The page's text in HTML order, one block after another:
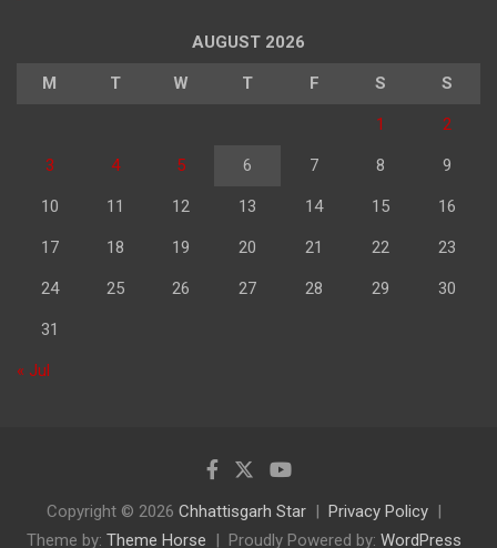
AUGUST 2026
M T W T F S S
1 2
3 4 5 6 7 8 9
10 11 12 13 14 15 16
17 18 19 20 21 22 23
24 25 26 27 28 29 30
31
« Jul
Copyright © 2026 Chhattisgarh Star
Privacy Policy
Theme by: Theme Horse Proudly Powered by: WordPress